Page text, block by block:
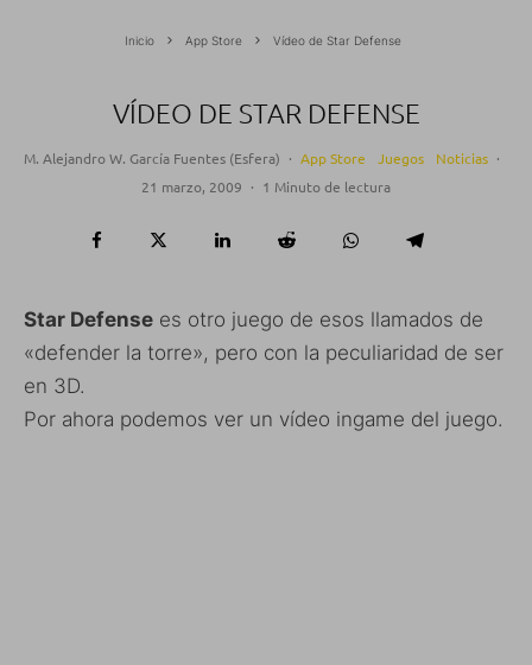
Inicio App Store Vídeo de Star Defense
VÍDEO DE STAR DEFENSE
M. Alejandro W. García Fuentes (Esfera) · App Store Juegos Noticias ·
21 marzo, 2009 · 1 Minuto de lectura
Star Defense es otro juego de esos llamados de
«defender la torre», pero con la peculiaridad de ser
en 3D.
Por ahora podemos ver un vídeo ingame del juego.